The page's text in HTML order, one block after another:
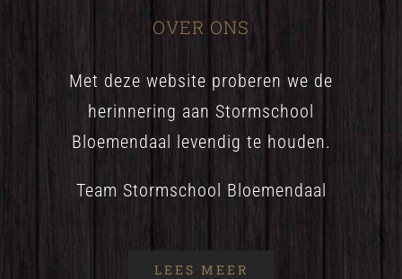
OVER ONS
Met deze website proberen we de
herinnering aan Stormschool
Bloemendaal levendig te houden.
Team Stormschool Bloemendaal
LEES MEER